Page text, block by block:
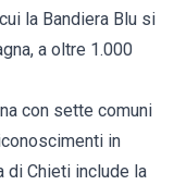
la Bandiera Blu si
a oltre 1.000
con sette comuni
in
di Chieti include la